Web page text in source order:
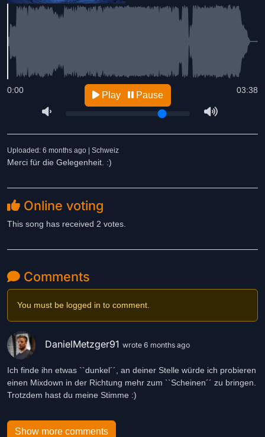
03:38
0:00 Play Pause
Uploaded: 6 months ago | Schweiz
Merci für die Gelegenheit. :)
Online voting
This song has received 2 votes.
Comments
You must be logged in to comment.
DanielMetzger91 wrote 6 months ago
Ich finde ihn etwas ``dunkel´´, an deiner Stelle würde ich probieren
einen Mixdown in der Richtung mehr zum ``Scheinen´´ zu bringen.
Trotzdem hast du meine Stimme :)
Show more comments